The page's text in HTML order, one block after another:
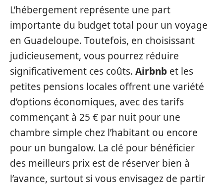
L’hébergement représente une part
importante du budget total pour un voyage
en Guadeloupe. Toutefois, en choisissant
judicieusement, vous pourrez réduire
significativement ces coûts. Airbnb et les
petites pensions locales offrent une variété
d’options économiques, avec des tarifs
commençant à 25 € par nuit pour une
chambre simple chez l’habitant ou encore
pour un bungalow. La clé pour bénéficier
des meilleurs prix est de réserver bien à
l’avance, surtout si vous envisagez de partir